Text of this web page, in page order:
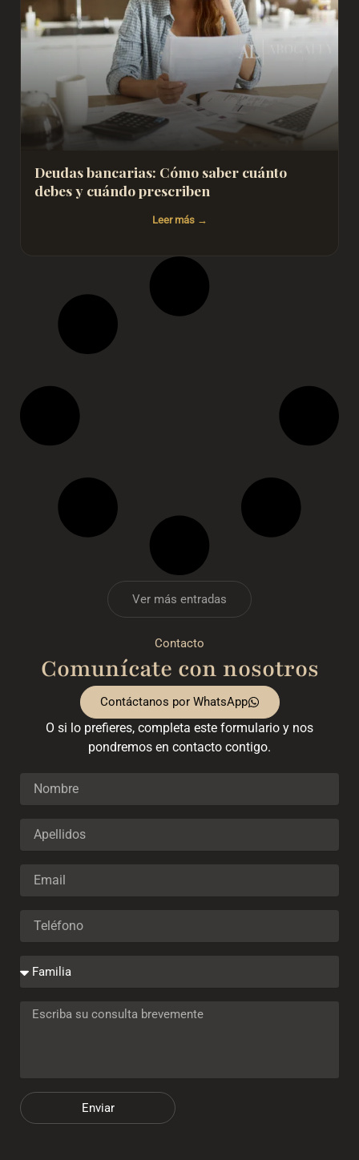
Deudas bancarias: Cómo saber cuánto
debes y cuándo prescriben
Leer más
Ver más entradas
Contacto
Comunícate con nosotros
Contáctanos por WhatsApp
O si lo prefieres, completa este formulario y nos
pondremos en contacto contigo.
Enviar